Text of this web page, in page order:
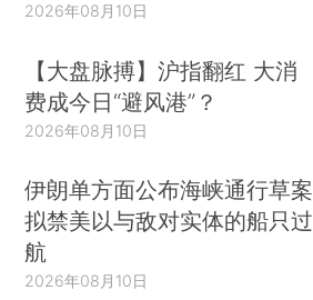
2026年08月10日
【大盘脉搏】沪指翻红 大消
费成今日“避风港”？
2026年08月10日
伊朗单方面公布海峡通行草案
拟禁美以与敌对实体的船只过
航
2026年08月10日